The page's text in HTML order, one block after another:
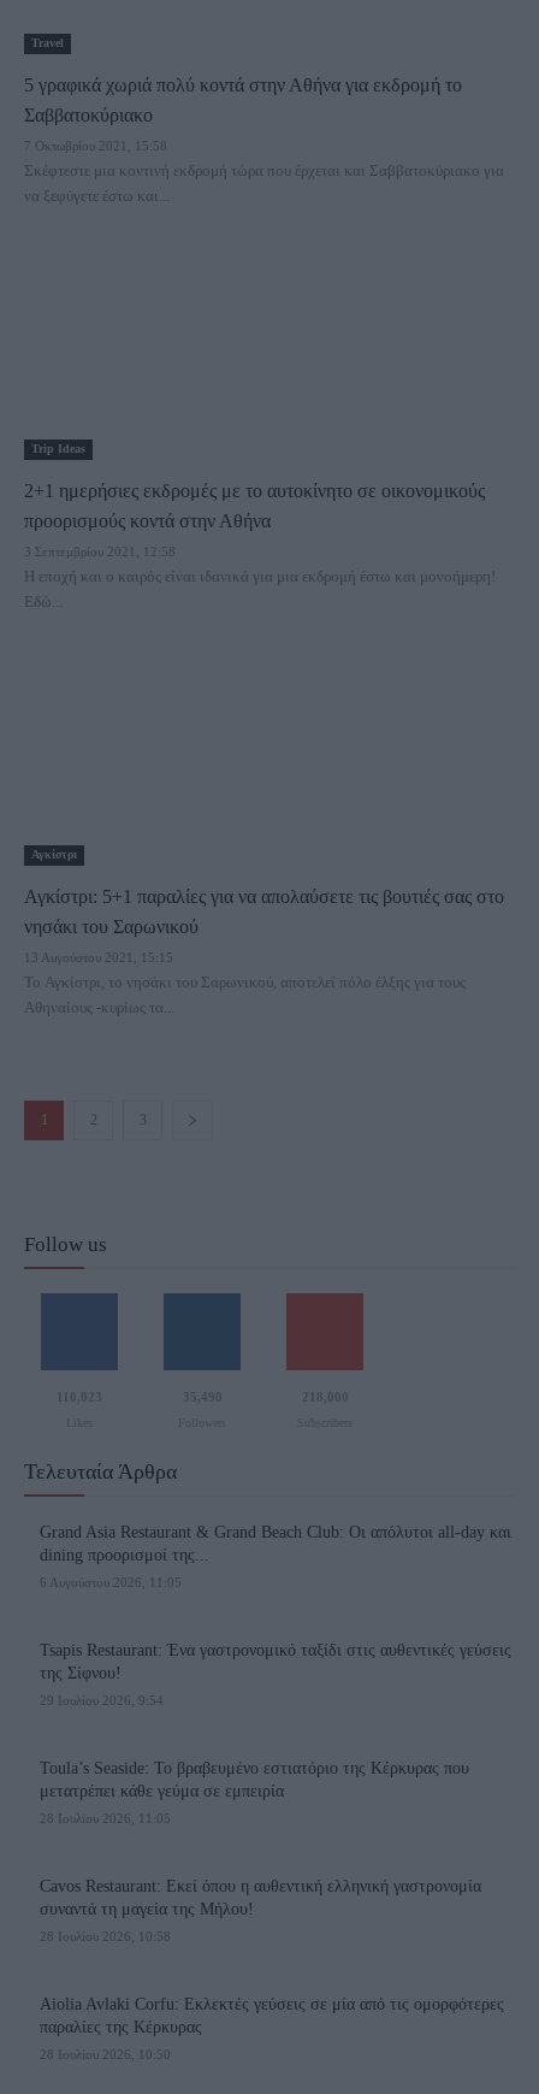
Travel
5 γραφικά χωριά πολύ κοντά στην Αθήνα για εκδρομή το
Σαββατοκύριακο
7 Οκτωβρίου 2021, 15:58
Σκέφτεστε μια κοντινή εκδρομή τώρα που έρχεται και Σαββατοκύριακο για
να ξεφύγετε έστω και...
Trip Ideas
2+1 ημερήσιες εκδρομές με το αυτοκίνητο σε οικονομικούς
προορισμούς κοντά στην Αθήνα
3 Σεπτεμβρίου 2021, 12:58
Η εποχή και ο καιρός είναι ιδανικά για μια εκδρομή έστω και μονοήμερη!
Εδώ...
Αγκίστρι
Αγκίστρι: 5+1 παραλίες για να απολαύσετε τις βουτιές σας στο
νησάκι του Σαρωνικού
13 Αυγούστου 2021, 15:15
Το Αγκίστρι, το νησάκι του Σαρωνικού, αποτελεί πόλο έλξης για τους
Αθηναίους -κυρίως τα...
1 2 3
Follow us
110,023 35,490 218,000
Τελευταία Άρθρα
Grand Asia Restaurant & Grand Beach Club: Οι απόλυτοι all-day και
dining προορισμοί της...
6 Αυγούστου 2026, 11:05
Tsapis Restaurant: Ένα γαστρονομικό ταξίδι στις αυθεντικές γεύσεις
της Σίφνου!
29 Ιουλίου 2026, 9:54
Toula’s Seaside: Το βραβευμένο εστιατόριο της Κέρκυρας που
μετατρέπει κάθε γεύμα σε εμπειρία
28 Ιουλίου 2026, 11:05
Cavos Restaurant: Εκεί όπου η αυθεντική ελληνική γαστρονομία
συναντά τη μαγεία της Μήλου!
28 Ιουλίου 2026, 10:58
Aiolia Avlaki Corfu: Εκλεκτές γεύσεις σε μία από τις ομορφότερες
παραλίες της Κέρκυρας
28 Ιουλίου 2026, 10:50